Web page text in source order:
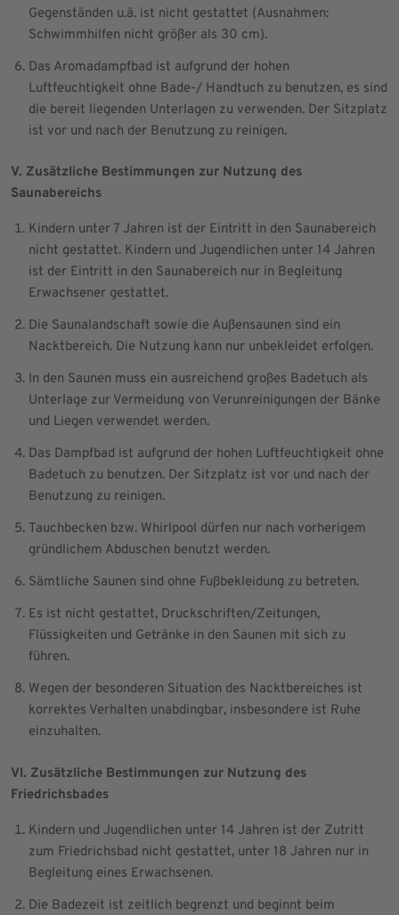
Gegenständen u.ä. ist nicht gestattet (Ausnahmen:
Schwimmhilfen nicht größer als 30 cm).
Das Aromadampfbad ist aufgrund der hohen
Luftfeuchtigkeit ohne Bade-/ Handtuch zu benutzen, es sind
die bereit liegenden Unterlagen zu verwenden. Der Sitzplatz
ist vor und nach der Benutzung zu reinigen.
V. Zusätzliche Bestimmungen zur Nutzung des
Saunabereichs
Kindern unter 7 Jahren ist der Eintritt in den Saunabereich
nicht gestattet. Kindern und Jugendlichen unter 14 Jahren
ist der Eintritt in den Saunabereich nur in Begleitung
Erwachsener gestattet.
Die Saunalandschaft sowie die Außensaunen sind ein
Nacktbereich. Die Nutzung kann nur unbekleidet erfolgen.
In den Saunen muss ein ausreichend großes Badetuch als
Unterlage zur Vermeidung von Verunreinigungen der Bänke
und Liegen verwendet werden.
Das Dampfbad ist aufgrund der hohen Luftfeuchtigkeit ohne
Badetuch zu benutzen. Der Sitzplatz ist vor und nach der
Benutzung zu reinigen.
Tauchbecken bzw. Whirlpool dürfen nur nach vorherigem
gründlichem Abduschen benutzt werden.
Sämtliche Saunen sind ohne Fußbekleidung zu betreten.
Es ist nicht gestattet, Druckschriften/Zeitungen,
Flüssigkeiten und Getränke in den Saunen mit sich zu
führen.
Wegen der besonderen Situation des Nacktbereiches ist
korrektes Verhalten unabdingbar, insbesondere ist Ruhe
einzuhalten.
VI. Zusätzliche Bestimmungen zur Nutzung des
Friedrichsbades
Kindern und Jugendlichen unter 14 Jahren ist der Zutritt
zum Friedrichsbad nicht gestattet, unter 18 Jahren nur in
Begleitung eines Erwachsenen.
Die Badezeit ist zeitlich begrenzt und beginnt beim